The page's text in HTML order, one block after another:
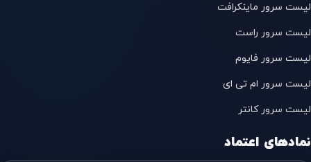
لیست سرور ماینکرافت
لیست سرور راست
لیست سرور فایوم
لیست سرور ام تی ای
لیست سرور کانتر
نمادهای اعتماد